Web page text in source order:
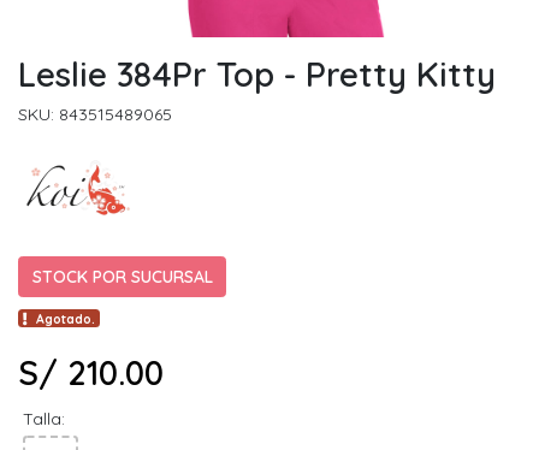
Leslie 384Pr Top - Pretty Kitty
SKU: 843515489065
STOCK POR SUCURSAL
Agotado.
S/ 210.00
Talla: